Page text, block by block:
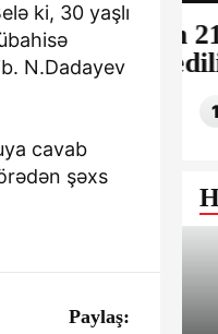
ki, 30 yaşlı
N.Dadayev
cavab
şəxs
Paylaş:
olan 2100
edilib
1